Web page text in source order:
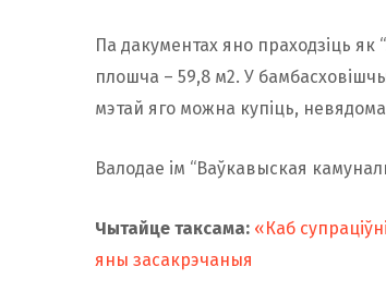
Па дакументах яно праходзіць
плошча – 59,8 м2. У
мэтай яго можна купіць,
Валодае ім “Ваўкавыская
Чытайце таксама: «Каб
яны засакрэчаныя